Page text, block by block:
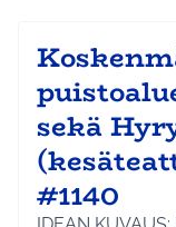
sekä
#1140